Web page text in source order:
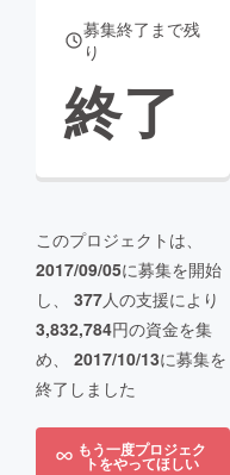
募集終了まで残
り
終了
このプロジェクトは、
2017/09/05に募集を開始
し、 377人の支援により
3,832,784円の資金を集
め、 2017/10/13に募集を
終了しました
もう一度プロジェク
トをやってほしい